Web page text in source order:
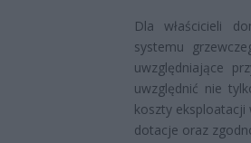
Dla właścicieli
systemu
uwzględniające
uwzględnić nie
koszty eksploatacji
dotacje oraz